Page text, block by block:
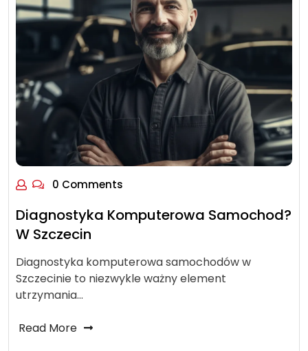
0 Comments
Diagnostyka Komputerowa Samochod?
W Szczecin
Diagnostyka komputerowa samochodów w
Szczecinie to niezwykle ważny element
utrzymania…
Read More